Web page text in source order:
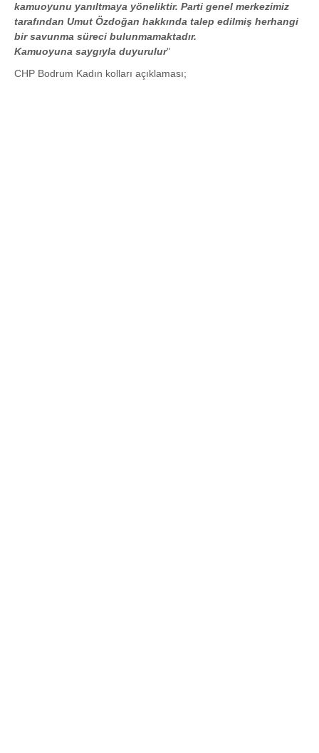
kamuoyunu yanıltmaya yöneliktir. Parti genel merkezimiz
tarafından Umut Özdoğan hakkında talep edilmiş herhangi
bir savunma süreci bulunmamaktadır.
Kamuoyuna saygıyla duyurulur"
CHP Bodrum Kadın kolları açıklaması;